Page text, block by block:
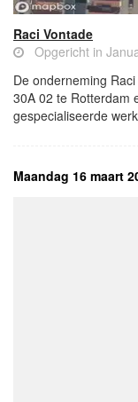
Raci Vontade
Opgericht in
De onderneming
30A 02 te Rotterdam
gespecialiseerde
Maandag 16 maart